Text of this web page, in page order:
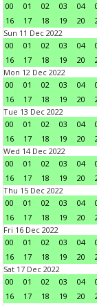
00
01 02 03 04
16
17 18 19 20
Sun 11 Dec 2022
00
01 02 03 04
16
17 18 19 20
Mon 12 Dec 2022
00
01 02 03 04
16
17 18 19 20
Tue 13 Dec 2022
00
01 02 03 04
16
17 18 19 20
Wed 14 Dec 2022
00
01 02 03 04
16
17 18 19 20
Thu 15 Dec 2022
00
01 02 03 04
16
17 18 19 20
Fri 16 Dec 2022
00
01 02 03 04
16
17 18 19 20
Sat 17 Dec 2022
00
01 02 03 04
16
17 18 19 20